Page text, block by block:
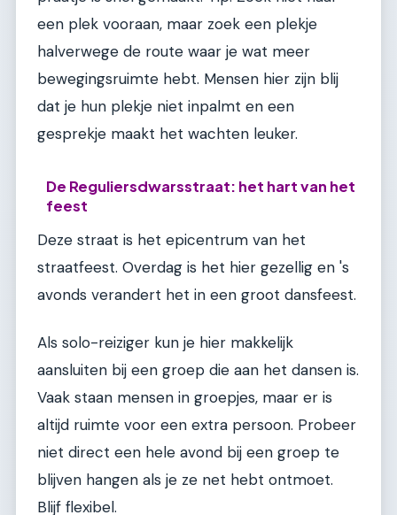
een plek vooraan, maar zoek een plekje
halverwege de route waar je wat meer
bewegingsruimte hebt. Mensen hier zijn blij
dat je hun plekje niet inpalmt en een
gesprekje maakt het wachten leuker.
De Reguliersdwarsstraat: het hart van het
feest
Deze straat is het epicentrum van het
straatfeest. Overdag is het hier gezellig en 's
avonds verandert het in een groot dansfeest.
Als solo-reiziger kun je hier makkelijk
aansluiten bij een groep die aan het dansen is.
Vaak staan mensen in groepjes, maar er is
altijd ruimte voor een extra persoon. Probeer
niet direct een hele avond bij een groep te
blijven hangen als je ze net hebt ontmoet.
Blijf flexibel.